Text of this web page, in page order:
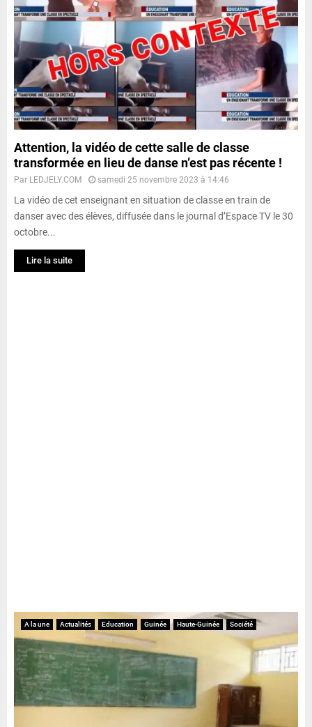
Attention, la vidéo de cette salle de classe
transformée en lieu de danse n’est pas récente !
Par LEDJELY.COM samedi 25 novembre 2023 à 14:46
La vidéo de cet enseignant en situation de classe en train de
danser avec des élèves, diffusée dans le journal d’Espace TV le 30
octobre...
Lire la suite
A la une Actualités Education Guinée Haute-Guinée Société